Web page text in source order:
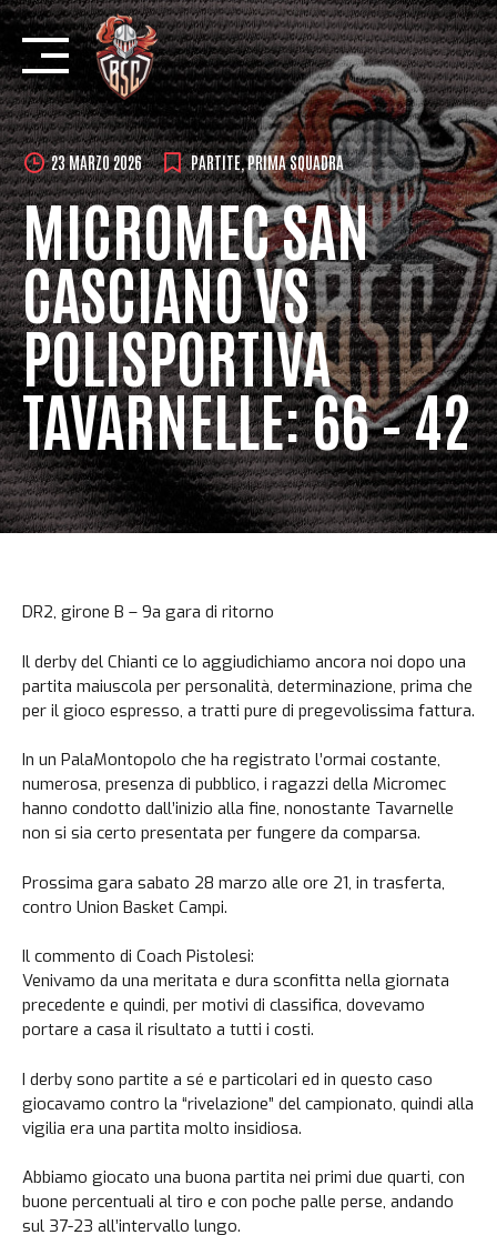
Skip
content
23 MARZO 2026 PARTITE,PRIMA SQUADRA
MICROMEC SAN
CASCIANO VS
POLISPORTIVA
TAVARNELLE: 66 – 42
DR2, girone B – 9a gara di ritorno
Il derby del Chianti ce lo aggiudichiamo ancora noi dopo una
partita maiuscola per personalità, determinazione, prima che
per il gioco espresso, a tratti pure di pregevolissima fattura.
In un PalaMontopolo che ha registrato l’ormai costante,
numerosa, presenza di pubblico, i ragazzi della Micromec
hanno condotto dall’inizio alla fine, nonostante Tavarnelle
non si sia certo presentata per fungere da comparsa.
Prossima gara sabato 28 marzo alle ore 21, in trasferta,
contro Union Basket Campi.
Il commento di Coach Pistolesi:
Venivamo da una meritata e dura sconfitta nella giornata
precedente e quindi, per motivi di classifica, dovevamo
portare a casa il risultato a tutti i costi.
I derby sono partite a sé e particolari ed in questo caso
giocavamo contro la “rivelazione” del campionato, quindi alla
vigilia era una partita molto insidiosa.
Abbiamo giocato una buona partita nei primi due quarti, con
buone percentuali al tiro e con poche palle perse, andando
sul 37-23 all’intervallo lungo.